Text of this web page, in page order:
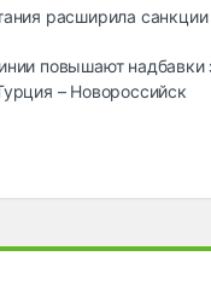
расширила
повышают надбавки
– Новороссийск